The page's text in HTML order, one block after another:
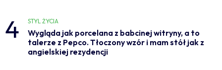
4 STYL ŻYCIA
Wygląda jak porcelana z babcinej witryny, a to
talerze z Pepco. Tłoczony wzór i mam stół jak z
angielskiej rezydencji